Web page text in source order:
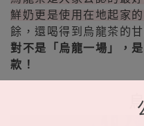
鮮奶更是使用在地起家
餘，還喝得到烏龍茶的
對不是「烏龍一場」，
款！